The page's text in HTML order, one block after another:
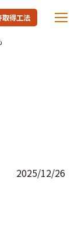
取得工法
2025/12/26